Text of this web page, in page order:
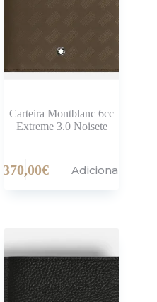
Carteira Montblanc 6cc
Extreme 3.0 Noisete
370,00€ Adicionar